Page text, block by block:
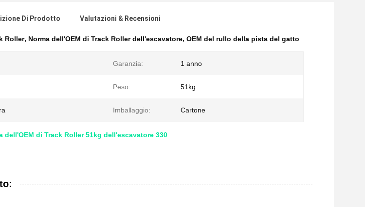
Di Prodotto Valutazioni & Recensioni
Roller, Norma dell'OEM di Track Roller dell'escavatore, OEM del rullo della pista del gatto
Garanzia: 1 anno
Peso: 51kg
Imballaggio: Cartone
dell'OEM di Track Roller 51kg dell'escavatore 330